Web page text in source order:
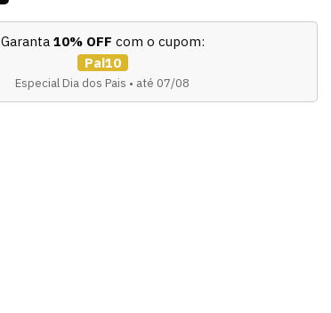
Garanta 10% OFF com o cupom:
Pai10
Especial Dia dos Pais • até 07/08